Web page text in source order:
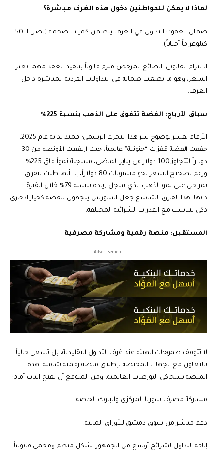
لماذا لا يمكن للمواطنين دخول هذه الغرف مباشرة؟
ضمان العقود: التداول في الغرف يتضمن كميات ضخمة (تصل لـ 50
كيلوغراماً أحياناً).
الالتزام القانوني: الصائغ المرخص ملزم قانوناً بتنفيذ العقد مهما تغير
السعر، وهو ما يصعب ضمانه في التداولات الفردية المباشرة داخل
الغرف.
سباق الأرباح: الفضة تتفوق على الذهب بنسبة 225%
الأرقام تفسر بوضوح سر هذا التحرك الرسمي؛ فمنذ بداية عام 2025،
حققت الفضة قفزات “جنونية” عالمياً، حيث ارتفعت الأونصة من 30
دولاراً لتتجاوز 100 دولار في يناير الماضي، مسجلة نمواً فاق 225%.
ورغم تصحيح السعر نحو مستويات 80 دولاراً، إلا أنها ظلت تتفوق
بمراحل على نمو الذهب الذي سجل زيادة بنسبة 79% خلال الفترة
ذاتها. هذا الفارق الشاسع جعل السوريين يتجهون للفضة كخيار ادخاري
ذكي يتناسب مع القدرات الشرائية المختلفة.
المستقبل: منصة رقمية ومشاركة مصرفية
- Advertisement -
لا تتوقف طموحات الهيئة عند غرف التداول التقليدية، بل تسعى حالياً
بالتعاون مع الجهات المختصة لإطلاق منصة رقمية شاملة. هذه
المنصة ستحاكي البورصات العالمية، ومن المتوقع أن تفتح الباب أمام:
مشاركة مصرف سوريا المركزي والبنوك الخاصة.
دعم مباشر من سوق دمشق للأوراق المالية.
إتاحة التداول لشرائح أوسع من الجمهور بشكل منظم ومحمي قانونياً.